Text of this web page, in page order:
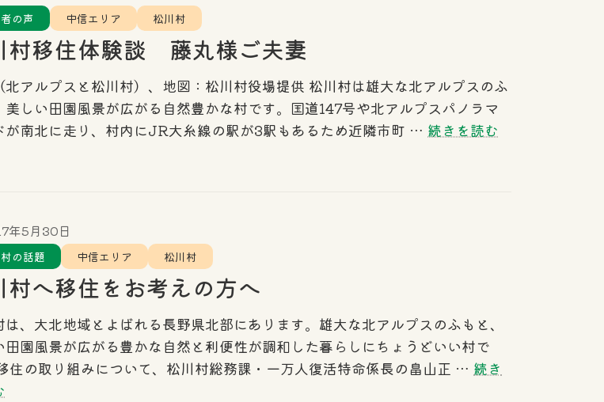
リア 中信エリア 南信エリア
の声 中信エリア 松川村
村移住体験談 藤丸様ご夫妻
北アルプスと松川村）、地図：松川村役場提供 松川村は雄大な北アルプスのふ
美しい田園風景が広がる自然豊かな村です。国道147号や北アルプスパノラマ
が南北に走り、村内にJR大糸線の駅が3駅もあるため近隣市町 … 続きを読む
の話題 中信エリア 松川村
村へ移住をお考えの方へ
年5月30日
は、大北地域とよばれる長野県北部にあります。雄大な北アルプスのふもと、
田園風景が広がる豊かな自然と利便性が調和した暮らしにちょうどいい村で
住の取り組みについて、松川村総務課・一万人復活特命係長の畠山正 … 続き